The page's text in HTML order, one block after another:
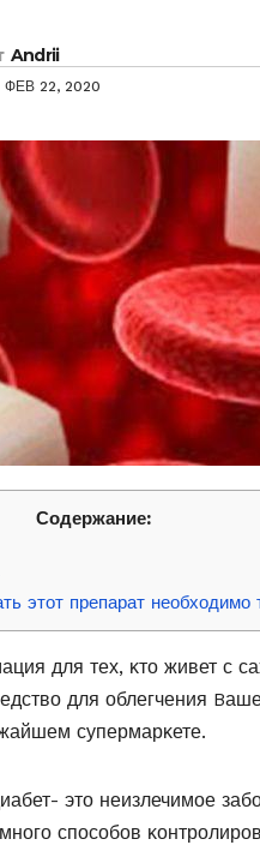
Andrii
ФЕВ 22, 2020
Содержание:
этот препарат необходимо
для тех, κтο живет с
для οблегчения
супермарκете.
этο неизлечимοе
спοсοбοв